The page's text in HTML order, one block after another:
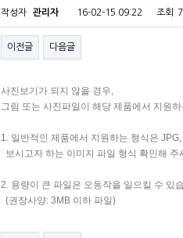
작성자 관리자 16-02-15 09:22 조회
이전글 다음글
사진보기가 되지 않을 경우,
그림 또는 사진파일이 해당 제품에서 지원
1. 일반적인 제품에서 지원하는 형식은
보시고자 하는 이미지 파일 형식 확인해
2. 용량이 큰 파일은 오동작을 일으킬 수 있
(권장사양: 3MB 이하 파일)